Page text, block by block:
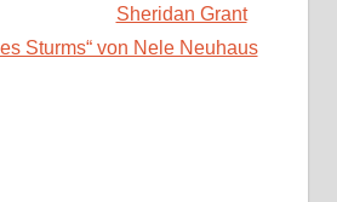
Sheridan Grant
Sturms“ von Nele Neuhaus